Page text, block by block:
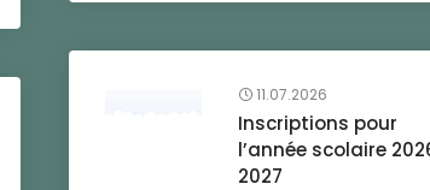
11.07.2026
Inscriptions pour
l’année scolaire
2027